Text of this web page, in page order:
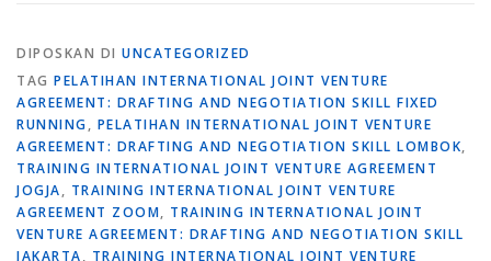
DIPOSKAN DI UNCATEGORIZED
TAG PELATIHAN INTERNATIONAL JOINT VENTURE
AGREEMENT: DRAFTING AND NEGOTIATION SKILL FIXED
RUNNING, PELATIHAN INTERNATIONAL JOINT VENTURE
AGREEMENT: DRAFTING AND NEGOTIATION SKILL LOMBOK,
TRAINING INTERNATIONAL JOINT VENTURE AGREEMENT
JOGJA, TRAINING INTERNATIONAL JOINT VENTURE
AGREEMENT ZOOM, TRAINING INTERNATIONAL JOINT
VENTURE AGREEMENT: DRAFTING AND NEGOTIATION SKILL
JAKARTA, TRAINING INTERNATIONAL JOINT VENTURE